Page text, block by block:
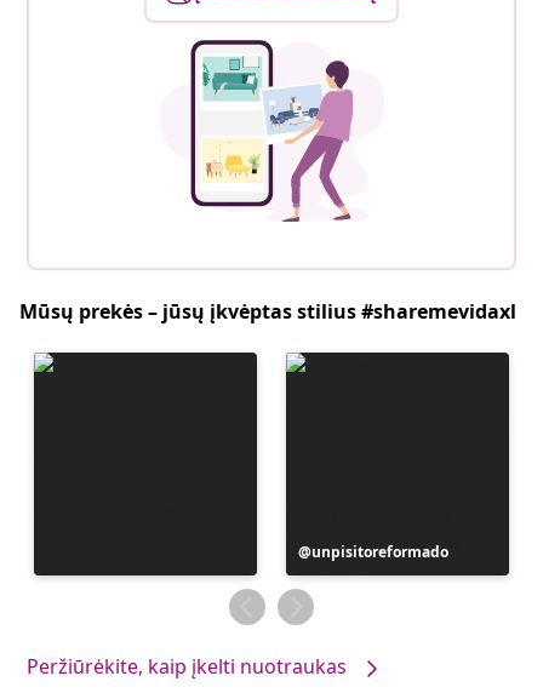
Mūsų prekės – jūsų įkvėptas stilius #sharemevidaxl
Įrašą
paskelbė
unpisitoreformado
Peržiūrėkite, kaip įkelti nuotraukas